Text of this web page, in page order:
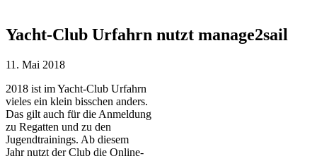
Yacht-Club Urfahrn nutzt manage2sail
11. Mai 2018
2018 ist im Yacht-Club Urfahrn
vieles ein klein bisschen anders.
Das gilt auch für die Anmeldung
zu Regatten und zu den
Jugendtrainings. Ab diesem
Jahr nutzt der Club die Online-